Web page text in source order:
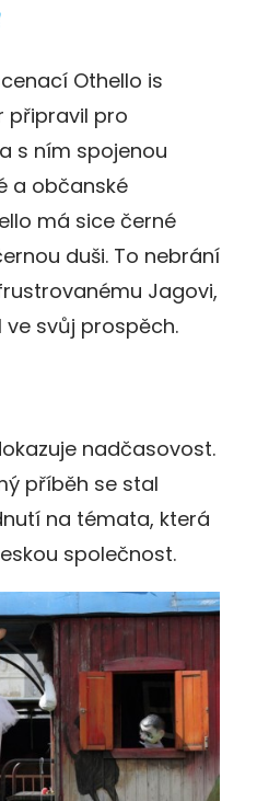
Othello is
připravil pro
s ním spojenou
a občanské
má sice černé
duši. To nebrání
Jagovi,
svůj prospěch.
nadčasovost.
příběh se stal
na témata, která
společnost.